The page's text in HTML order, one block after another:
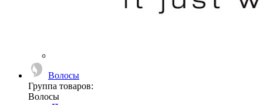
Волосы
Группа товаров:
Волосы